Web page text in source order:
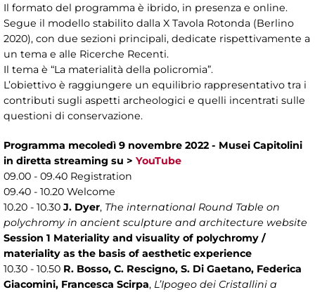
Il formato del programma è ibrido, in presenza e online.
Segue il modello stabilito dalla X Tavola Rotonda (Berlino
2020), con due sezioni principali, dedicate rispettivamente a
un tema e alle Ricerche Recenti.
Il tema è “La materialità della policromia”.
L’obiettivo è raggiungere un equilibrio rappresentativo tra i
contributi sugli aspetti archeologici e quelli incentrati sulle
questioni di conservazione.
Programma mecoledì 9 novembre 2022 - Musei Capitolini
in diretta streaming su > YouTube
09.00 - 09.40 Registration
09.40 - 10.20 Welcome
10.20 - 10.30 J. Dyer, The international Round Table on
polychromy in ancient sculpture and architecture website
Session 1 Materiality and visuality of polychromy /
materiality as the basis of aesthetic experience
10.30 - 10.50 R. Bosso, C. Rescigno, S. Di Gaetano, Federica
Giacomini, Francesca Scirpa, L’Ipogeo dei Cristallini a